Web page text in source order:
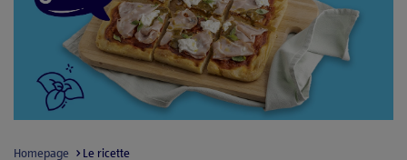
Homepage Le ricette